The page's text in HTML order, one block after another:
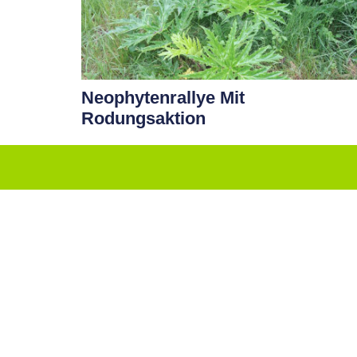
Neophytenrallye Mit
Rodungsaktion